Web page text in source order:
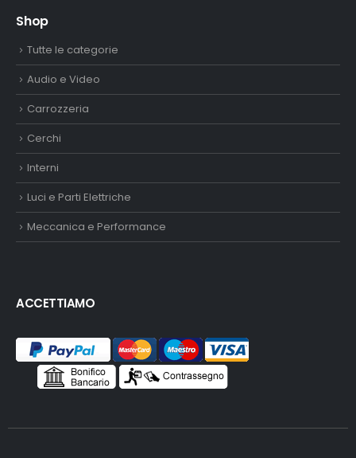
Shop
Tutte le categorie
Audio e Video
Carrozzeria
Cerchi
Interni
Luci e Parti Elettriche
Meccanica e Performance
ACCETTIAMO